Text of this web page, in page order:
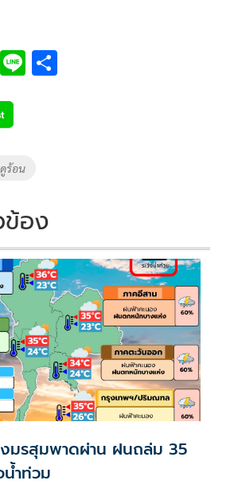
C Li
ร้อน
ข้อง
มรสุมพาดผ่าน ฝนถล่ม 35
ำท่วม